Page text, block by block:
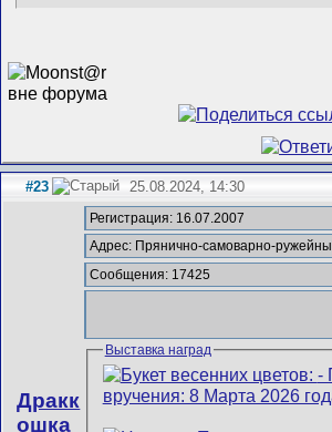
#23 25.08.2024, 14:30
Дракк
ошка
Регистрация: 16.07.2007
Адрес: Прянично-самоварно-
Сообщения: 17425
Выставка наград